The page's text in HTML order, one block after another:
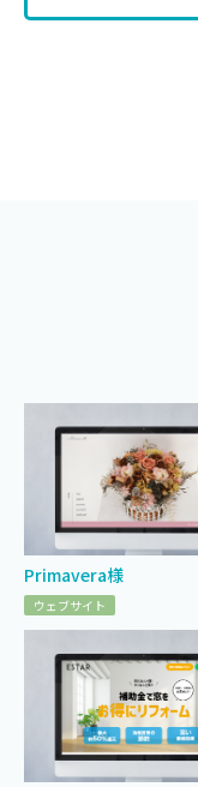
Primavera様
ウェブサイト